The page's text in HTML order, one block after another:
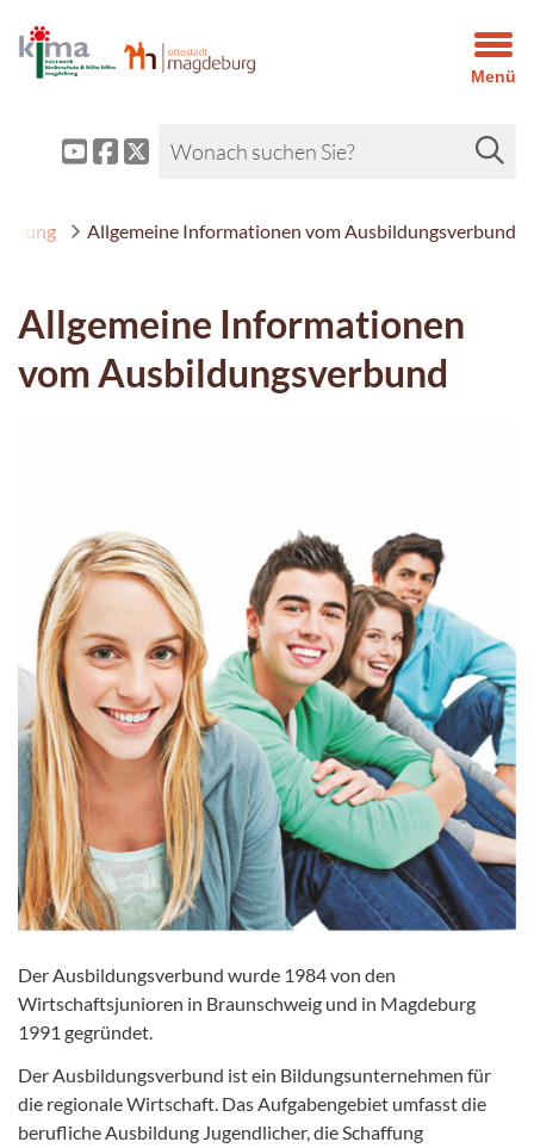
Menü
Allgemeine Informationen vom Ausbildungsverbund
Allgemeine Informationen
vom Ausbildungsverbund
Der Ausbildungsverbund wurde 1984 von den
Wirtschaftsjunioren in Braunschweig und in Magdeburg
1991 gegründet.
Der Ausbildungsverbund ist ein Bildungsunternehmen für
die regionale Wirtschaft. Das Aufgabengebiet umfasst die
berufliche Ausbildung Jugendlicher, die Schaffung